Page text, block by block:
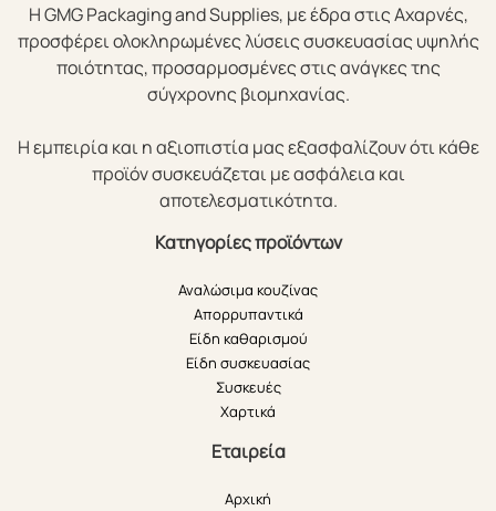
Η GMG Packaging and Supplies, με έδρα στις Αχαρνές,
προσφέρει ολοκληρωμένες λύσεις συσκευασίας υψηλής
ποιότητας, προσαρμοσμένες στις ανάγκες της
σύγχρονης βιομηχανίας.
Η εμπειρία και η αξιοπιστία μας εξασφαλίζουν ότι κάθε
προϊόν συσκευάζεται με ασφάλεια και
αποτελεσματικότητα.
Κατηγορίες προϊόντων
Αναλώσιμα κουζίνας
Απορρυπαντικά
Είδη καθαρισμού
Είδη συσκευασίας
Συσκευές
Χαρτικά
Εταιρεία
Αρχική